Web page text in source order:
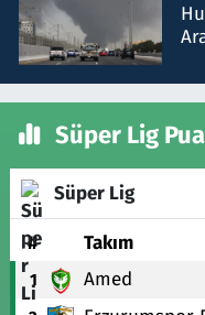
Süper Lig
Süper Lig
# Takım
1 Amed